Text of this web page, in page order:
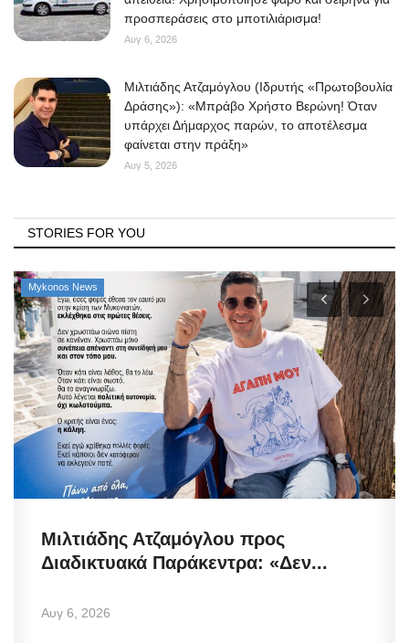
προσπεράσεις στο μποτιλιάρισμα!
Αυγ 6, 2026
Μιλτιάδης Ατζαμόγλου (Ιδρυτής «Πρωτοβουλία
Δράσης»): «Μπράβο Χρήστο Βερώνη! Όταν
υπάρχει Δήμαρχος παρών, το αποτέλεσμα
φαίνεται στην πράξη»
Αυγ 5, 2026
STORIES FOR YOU
Mykonos News
Μιλτιάδης Ατζαμόγλου προς
Διαδικτυακά Παράκεντρα: «Δεν...
Αυγ 6, 2026